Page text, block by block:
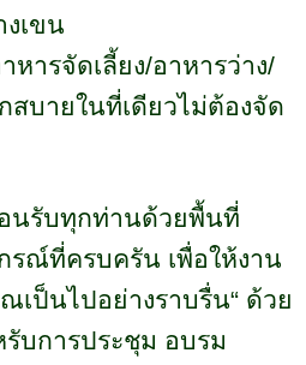
เขน
หารจัดเลี้ยง/อาหารว่าง/
สบายในที่เดียวไม่ต้องจัด
นรับทุกท่านด้วยพื้นที่
รณ์ที่ครบครัน เพื่อให้งาน
เป็นไปอย่างราบรื่น“ ด้วย
บการประชุม อบรม